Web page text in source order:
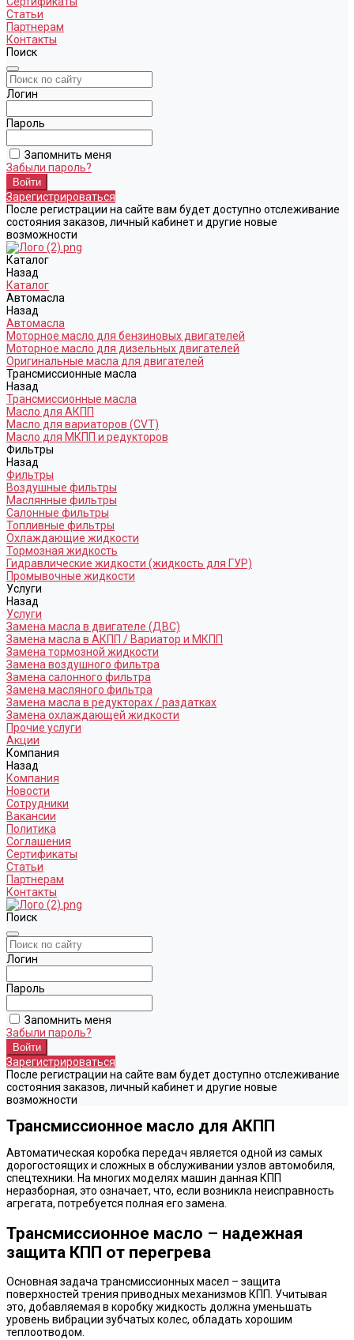
Статьи
Партнерам
Контакты
Поиск
Логин
Пароль
Запомнить меня
Забыли пароль?
Зарегистрироваться
После регистрации на сайте вам будет доступно отслеживание
состояния заказов, личный кабинет и другие новые
возможности
Каталог
Назад
Каталог
Автомасла
Назад
Автомасла
Моторное масло для бензиновых двигателей
Моторное масло для дизельных двигателей
Оригинальные масла для двигателей
Трансмиссионные масла
Назад
Трансмиссионные масла
Масло для АКПП
Масло для вариаторов (CVT)
Масло для МКПП и редукторов
Фильтры
Назад
Фильтры
Воздушные фильтры
Маслянные фильтры
Салонные фильтры
Топливные фильтры
Охлаждающие жидкости
Тормозная жидкость
Гидравлические жидкости (жидкость для ГУР)
Промывочные жидкости
Услуги
Назад
Услуги
Замена масла в двигателе (ДВС)
Замена масла в АКПП / Вариатор и МКПП
Замена тормозной жидкости
Замена воздушного фильтра
Замена салонного фильтра
Замена масляного фильтра
Замена масла в редукторах / раздатках
Замена охлаждающей жидкости
Прочие услуги
Акции
Компания
Назад
Компания
Новости
Сотрудники
Вакансии
Политика
Соглашения
Сертификаты
Статьи
Партнерам
Контакты
Поиск
Логин
Пароль
Запомнить меня
Забыли пароль?
Зарегистрироваться
После регистрации на сайте вам будет доступно отслеживание
состояния заказов, личный кабинет и другие новые
возможности
Трансмиссионное масло для АКПП
Автоматическая коробка передач является одной из самых
дорогостоящих и сложных в обслуживании узлов автомобиля,
спецтехники. На многих моделях машин данная КПП
неразборная, это означает, что, если возникла неисправность
агрегата, потребуется полная его замена.
Трансмиссионное масло – надежная
защита КПП от перегрева
Основная задача трансмиссионных масел – защита
поверхностей трения приводных механизмов КПП. Учитывая
это, добавляемая в коробку жидкость должна уменьшать
уровень вибрации зубчатых колес, обладать хорошим
теплоотводом.